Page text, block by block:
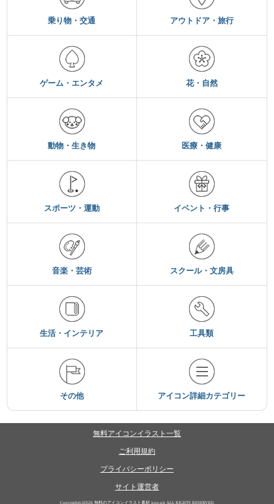
乗り物・交通 アウトドア・旅行
ゲーム・エンタメ 花・自然
動物・生き物 医療・健康
スポーツ・運動 イベント・行事
音楽・芸術 スクール・文房具
生活・インテリア 工具類
その他 アイコン詳細カテゴリー
無料アイコンイラスト一覧
ご利用規約
プライバシーポリシー
サイト運営者
Copyright(c)2026 無料のアイコンイラスト素材 icon-pitALL RIGHTS RESERVED.